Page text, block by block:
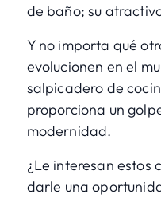
de baño; su
Y no importa qué
evolucionen en el
salpicadero de
proporciona un
modernidad.
¿Le interesan estos
darle una